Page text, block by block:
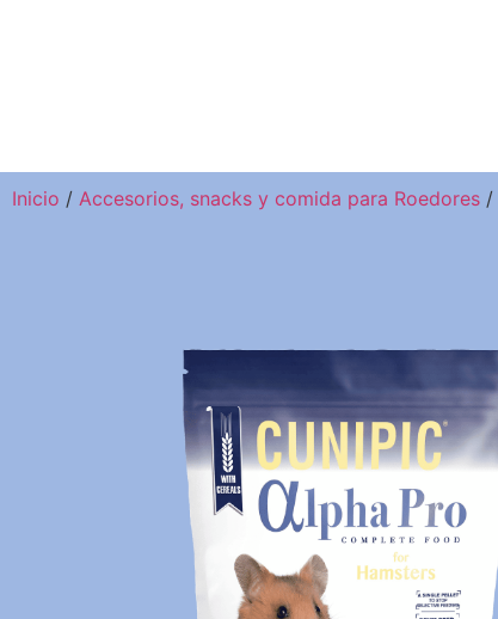
Inicio / Accesorios, snacks y comida para Roedores /